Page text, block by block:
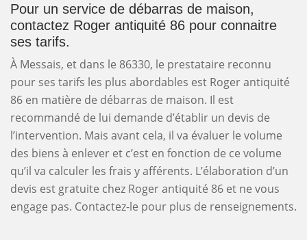
Pour un service de débarras de maison,
contactez Roger antiquité 86 pour connaitre
ses tarifs.
À Messais, et dans le 86330, le prestataire reconnu
pour ses tarifs les plus abordables est Roger antiquité
86 en matière de débarras de maison. Il est
recommandé de lui demande d’établir un devis de
l’intervention. Mais avant cela, il va évaluer le volume
des biens à enlever et c’est en fonction de ce volume
qu’il va calculer les frais y afférents. L’élaboration d’un
devis est gratuite chez Roger antiquité 86 et ne vous
engage pas. Contactez-le pour plus de renseignements.